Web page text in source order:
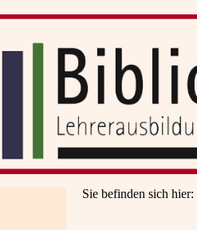
Sie befinden sich hier: